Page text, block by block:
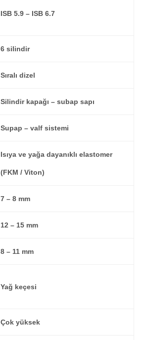
ISB 5.9 – ISB 6.7
6 silindir
Sıralı dizel
Silindir kapağı – subap sapı
Supap – valf sistemi
Isıya ve yağa dayanıklı elastomer
(FKM / Viton)
7 – 8 mm
12 – 15 mm
8 – 11 mm
Yağ keçesi
Çok yüksek